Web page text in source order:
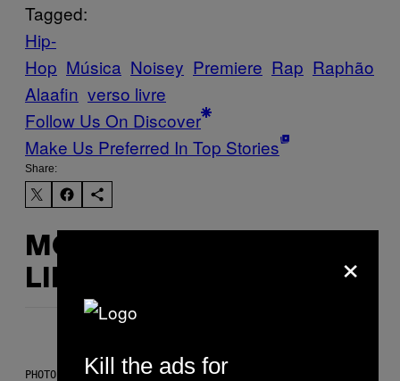
Tagged:
Hip-
Hop Música Noisey Premiere Rap Raphão
Alaafin verso livre
Follow Us On Discover
Make Us Preferred In Top Stories
Share:
MORE
LIKE THIS
PHOTO BY SCOTT LEGATO/GETTY IMAGES
×
Kill the ads for